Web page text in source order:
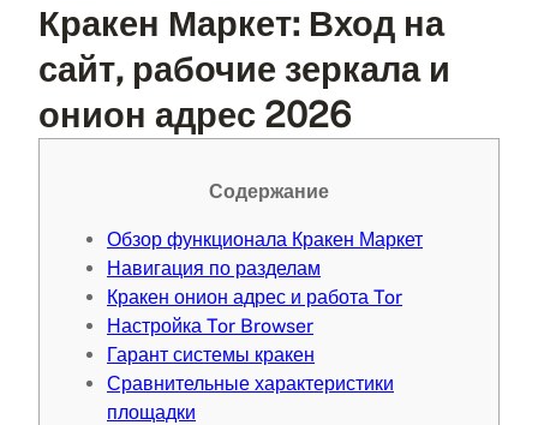
Кракен Маркет: Вход на
сайт, рабочие зеркала и
онион адрес 2026
Содержание
Обзор функционала Кракен Маркет
Навигация по разделам
Кракен онион адрес и работа Tor
Настройка Tor Browser
Гарант системы кракен
Сравнительные характеристики
площадки